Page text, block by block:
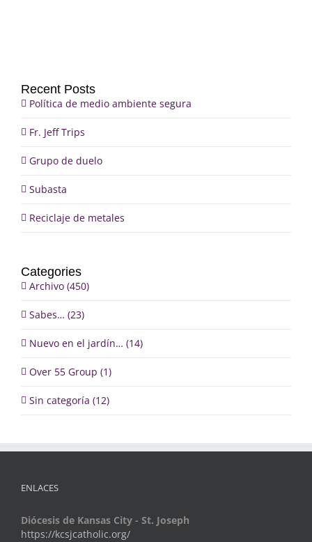
Recent Posts
Política de medio ambiente segura
Fr. Jeff Trips
Grupo de duelo
Subasta
Reciclaje de metales
Categories
Archivo (450)
Sabes… (23)
Nuevo en el jardín… (14)
Over 55 Group (1)
Sin categoría (12)
ENLACES
Diócesis de Kansas City - St. Joseph
https://kcsjcatholic.org/